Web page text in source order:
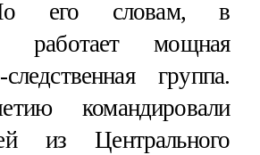
его словам, в
работает мощная
следственная группа.
командировали
из Центрального